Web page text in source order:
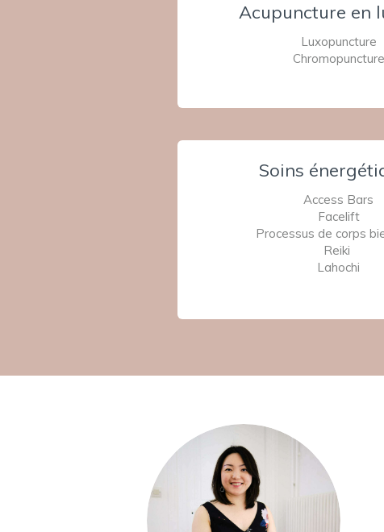
Acupuncture en
Luxopuncture
Chromopuncture
Soins
Access Bars
Facelift
Processus de corps
Reiki
Lahochi